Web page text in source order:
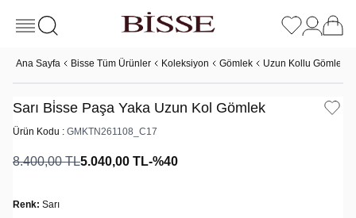
Ana Sayfa Bisse Tüm Ürünler Koleksiyon Gömlek Uzun Kollu Gömlek
Sarı Bi̇sse Paşa Yaka Uzun Kol Gömlek
Ürün Kodu : GMKTN261108_C17
8.400,00TL5.040,00 TL-%40
Renk: Sarı